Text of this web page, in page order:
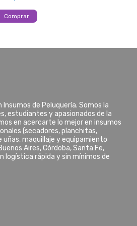
de Peluquería. Somos la
estudiantes y apasionados de la
en acercarte lo mejor en insumos
(secadores, planchitas,
maquillaje y equipamiento
Aires, Córdoba, Santa Fe,
logística rápida y sin mínimos de